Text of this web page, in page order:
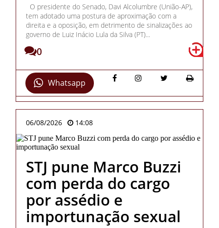
O presidente do Senado, Davi Alcolumbre (União-AP),
tem adotado uma postura de aproximação com a
direita e a oposição, em detrimento de sinalizações ao
governo de Luiz Inácio Lula da Silva (PT)...
0
Whatsapp
06/08/2026 14:08
STJ pune Marco Buzzi
com perda do cargo
por assédio e
importunação sexual